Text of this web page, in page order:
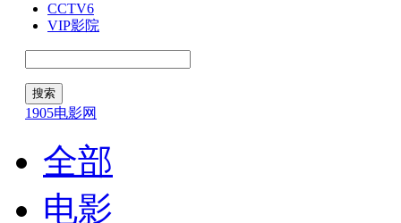
CCTV6
VIP影院
1905电影网
全部
电影